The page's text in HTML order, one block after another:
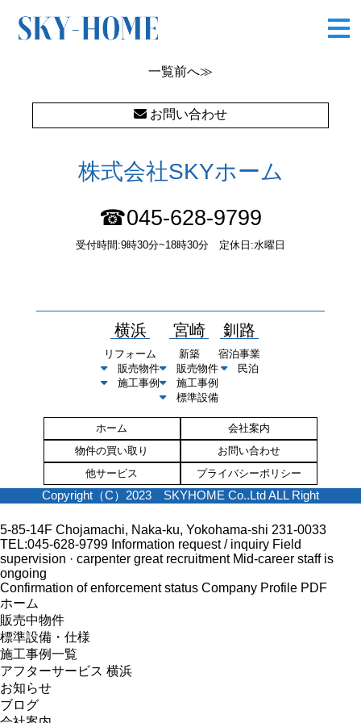
一覧前へ≫
お問い合わせ
株式会社SKYホーム
☎045-628-9799
受付時間:9時30分~18時30分 定休日:水曜日
横浜
リフォーム
販売物件
施工事例
宮崎
新築
販売物件
施工事例
標準設備
釧路
宿泊事業
民泊
ホーム
会社案内
物件の買い取り
お問い合わせ
他サービス
プライバシーポリシー
Copyright（C）2023 SKYHOME Co..Ltd ALL Right
5-85-14F Chojamachi, Naka-ku, Yokohama-shi 231-0033
TEL:045-628-9799 Information request / inquiry Field
supervision · carpenter great recruitment Mid-career staff is
ongoing
Confirmation of enforcement status Company Profile PDF
ホーム
販売中物件
標準設備・仕様
施工事例一覧
アフターサービス 横浜
お知らせ
ブログ